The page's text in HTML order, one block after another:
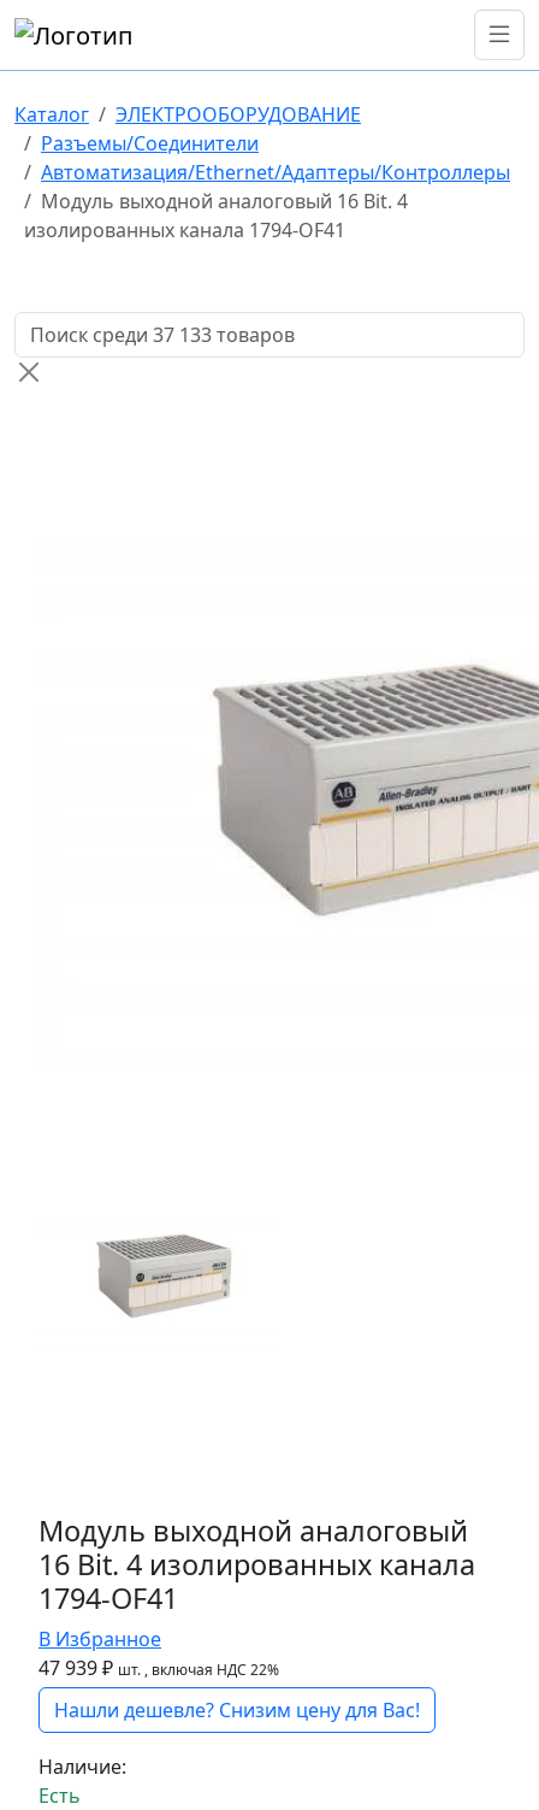
Каталог
ЭЛЕКТРООБОРУДОВАНИЕ
Разъемы/Соединители
Автоматизация/Ethernet/Адаптеры/Контроллеры
Модуль выходной аналоговый 16 Bit. 4
изолированных канала 1794-OF41
Поиск товаров по названию или артикулу
Модуль выходной аналоговый
16 Bit. 4 изолированных канала
1794-OF41
В Избранное
47 939 ₽ шт. , включая НДС 22%
Нашли дешевле? Снизим цену для Вас!
Наличие:
Есть